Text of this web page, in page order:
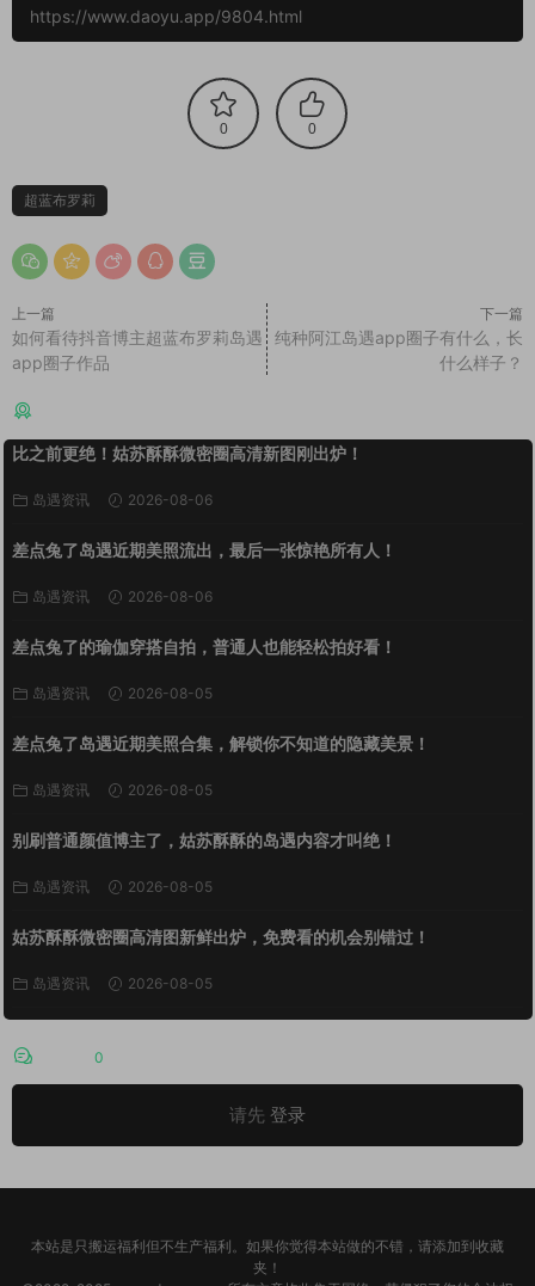
https://www.daoyu.app/9804.html
0 0
超蓝布罗莉
上一篇
如何看待抖音博主超蓝布罗莉岛遇
app圈子作品
下一篇
纯种阿江岛遇app圈子有什么，长
什么样子？
比之前更绝！姑苏酥酥微密圈高清新图刚出炉！
岛遇资讯 2026-08-06
差点兔了岛遇近期美照流出，最后一张惊艳所有人！
岛遇资讯 2026-08-06
差点兔了的瑜伽穿搭自拍，普通人也能轻松拍好看！
岛遇资讯 2026-08-05
差点兔了岛遇近期美照合集，解锁你不知道的隐藏美景！
岛遇资讯 2026-08-05
别刷普通颜值博主了，姑苏酥酥的岛遇内容才叫绝！
岛遇资讯 2026-08-05
姑苏酥酥微密圈高清图新鲜出炉，免费看的机会别错过！
岛遇资讯 2026-08-05
0
请先 登录
本站是只搬运福利但不生产福利。如果你觉得本站做的不错，请添加到收藏
夹！